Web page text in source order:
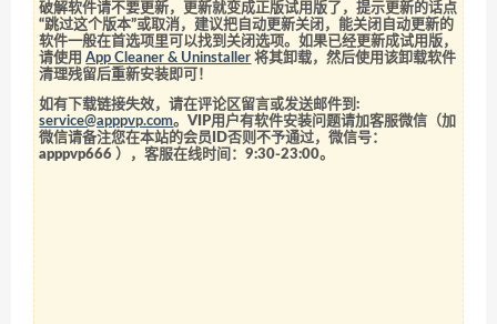
破解软件请不要更新，更新就变成正版试用版了，提示更新的话点
“跳过这个版本”或取消，建议把自动更新关闭，能关闭自动更新的
软件一般在首选项里可以找到关闭选项。如果已经更新成试用版，
请使用App Cleaner & Uninstaller 将其卸载，然后使用该卸载软件
清理残留后重新安装即可！
如有下载链接失效，请在评论区留言或发送邮件到:
service@apppvp.com。VIP用户有软件安装问题请加客服微信（加
微信请备注您在本站的会员ID否则不予通过，微信号：
apppvp666 ），客服在线时间：9:30-23:00。